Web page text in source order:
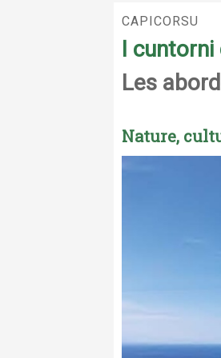
CAPICORSU
I
Les
Nature,